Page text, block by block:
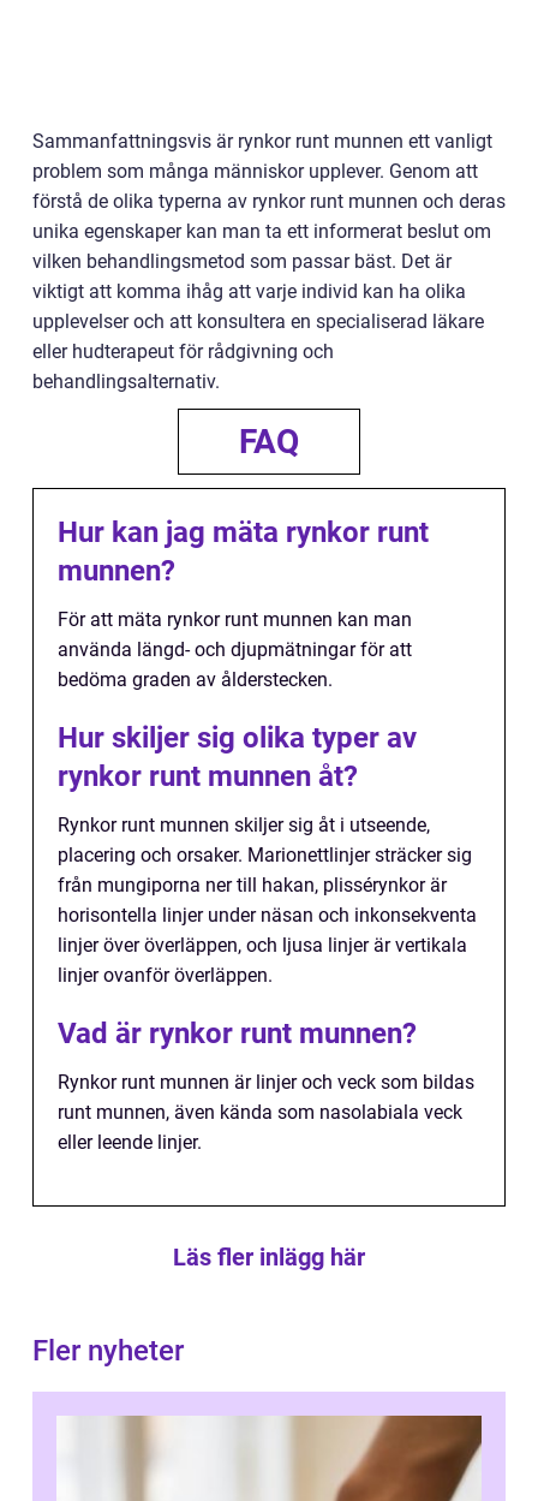
Sammanfattningsvis är rynkor runt munnen ett vanligt
problem som många människor upplever. Genom att
förstå de olika typerna av rynkor runt munnen och deras
unika egenskaper kan man ta ett informerat beslut om
vilken behandlingsmetod som passar bäst. Det är
viktigt att komma ihåg att varje individ kan ha olika
upplevelser och att konsultera en specialiserad läkare
eller hudterapeut för rådgivning och
behandlingsalternativ.
FAQ
Hur kan jag mäta rynkor runt
munnen?
För att mäta rynkor runt munnen kan man
använda längd- och djupmätningar för att
bedöma graden av ålderstecken.
Hur skiljer sig olika typer av
rynkor runt munnen åt?
Rynkor runt munnen skiljer sig åt i utseende,
placering och orsaker. Marionettlinjer sträcker sig
från mungiporna ner till hakan, plissérynkor är
horisontella linjer under näsan och inkonsekventa
linjer över överläppen, och ljusa linjer är vertikala
linjer ovanför överläppen.
Vad är rynkor runt munnen?
Rynkor runt munnen är linjer och veck som bildas
runt munnen, även kända som nasolabiala veck
eller leende linjer.
Läs fler inlägg här
Fler nyheter